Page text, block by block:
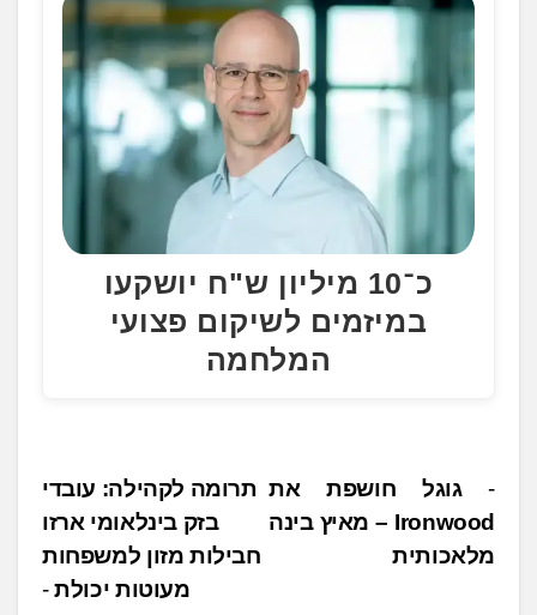
כ־10 מיליון ש"ח יושקעו
במיזמים לשיקום פצועי
המלחמה
נ
י
ו
תרומה לקהילה: עובדי
בזק בינלאומי ארזו
חבילות מזון למשפחות
מעוטות יכולת
גוגל חושפת את
Ironwood – מאיץ בינה
מלאכותית